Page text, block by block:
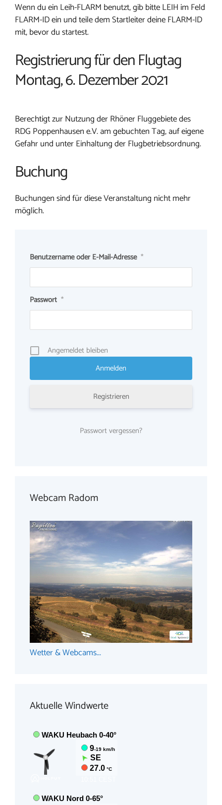
Wenn du ein Leih-FLARM benutzt, gib bitte LEIH im Feld
FLARM-ID ein und teile dem Startleiter deine FLARM-ID
mit, bevor du startest.
Registrierung für den Flugtag
Montag, 6. Dezember 2021
Berechtigt zur Nutzung der Rhöner Fluggebiete des
RDG Poppenhausen e.V. am gebuchten Tag, auf eigene
Gefahr und unter Einhaltung der Flugbetriebsordnung.
Buchung
Buchungen sind für diese Veranstaltung nicht mehr
möglich.
Benutzername oder E-Mail-Adresse *
Passwort *
Angemeldet bleiben
Registrieren
Passwort vergessen?
Webcam Radom
Wetter & Webcams...
Aktuelle Windwerte